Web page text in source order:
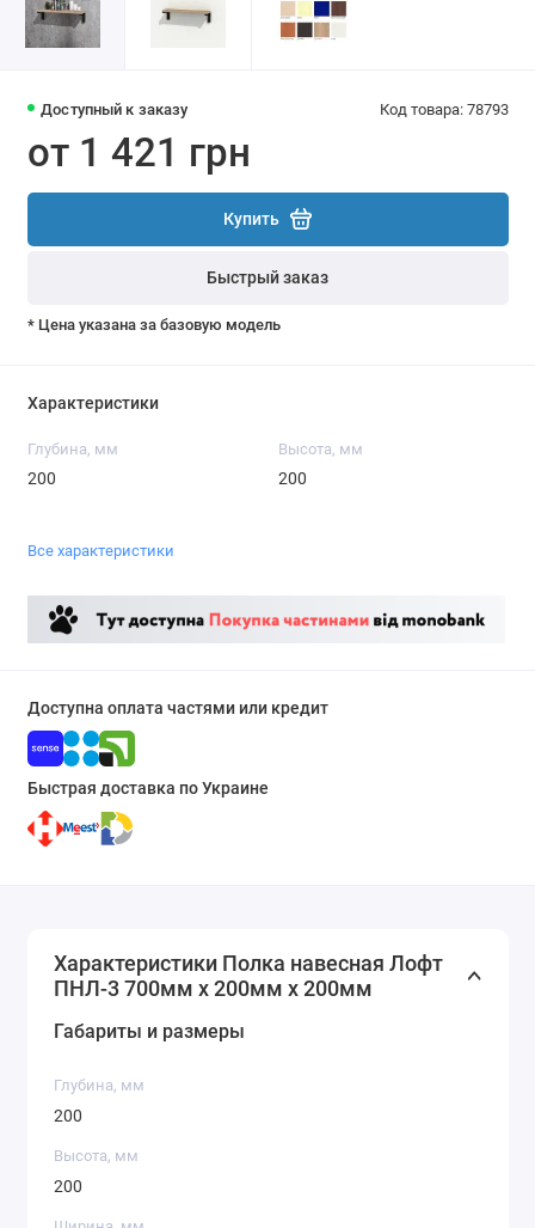
Доступный к заказу Код товара: 78793
от 1 421 грн
Купить
Быстрый заказ
* Цена указана за базовую модель
Характеристики
Глубина, мм
200
Высота, мм
200
Все характеристики
Доступна оплата частями или кредит
Быстрая доставка по Украине
Характеристики Полка навесная Лофт
ПНЛ-3 700мм x 200мм x 200мм
Габариты и размеры
Глубина, мм
200
Высота, мм
200